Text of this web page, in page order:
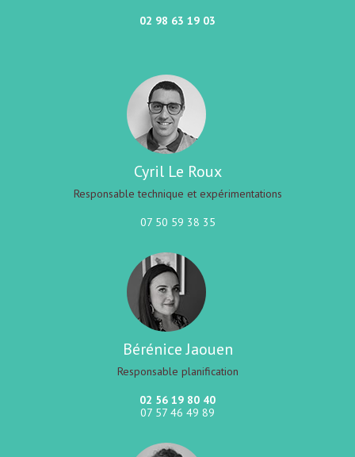
02 98 63 19 03
Cyril Le Roux
Responsable technique et expérimentations
07 50 59 38 35
Bérénice Jaouen
Responsable planification
02 56 19 80 40
07 57 46 49 89